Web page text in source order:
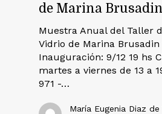
de Marina Brusadin
Muestra Anual del Taller
Vidrio de Marina Brusadin
Inauguración: 9/12 19 hs
martes a viernes de 13 a
971 -…
María Eugenia Diaz de